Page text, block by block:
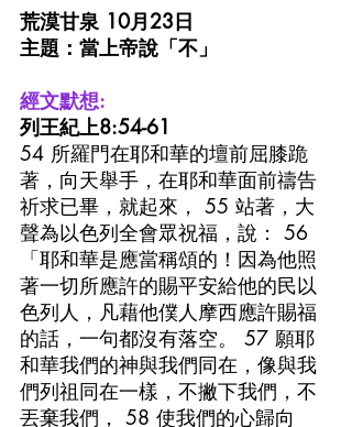
荒漠甘泉 10月23日
主題：當上帝說「不」
經文默想:
列王紀上8:54-61
54 所羅門在耶和華的壇前屈膝跪
著，向天舉手，在耶和華面前禱告
祈求已畢，就起來， 55 站著，大
聲為以色列全會眾祝福，說： 56
「耶和華是應當稱頌的！因為他照
著一切所應許的賜平安給他的民以
色列人，凡藉他僕人摩西應許賜福
的話，一句都沒有落空。 57 願耶
和華我們的神與我們同在，像與我
們列祖同在一樣，不撇下我們，不
丟棄我們， 58 使我們的心歸向